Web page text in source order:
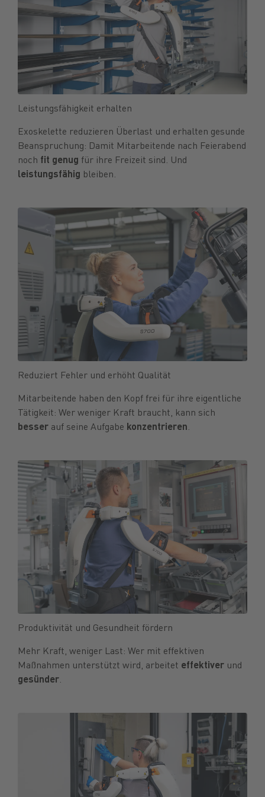
Leistungsfähigkeit erhalten
Exoskelette reduzieren Überlast und erhalten gesunde
Beanspruchung: Damit Mitarbeitende nach Feierabend
noch fit genug für ihre Freizeit sind. Und
leistungsfähig bleiben.
Reduziert Fehler und erhöht Qualität
Mitarbeitende haben den Kopf frei für ihre eigentliche
Tätigkeit: Wer weniger Kraft braucht, kann sich
besserauf seine Aufgabe konzentrieren.
Produktivität und Gesundheit fördern
Mehr Kraft, weniger Last: Wer mit effektiven
Maßnahmen unterstützt wird, arbeitet effektiverund
gesünder.